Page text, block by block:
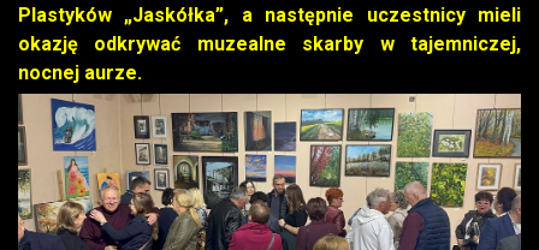
Plastyków „Jaskółka”, a następnie uczestnicy mieli
okazję odkrywać muzealne skarby w tajemniczej,
nocnej aurze.